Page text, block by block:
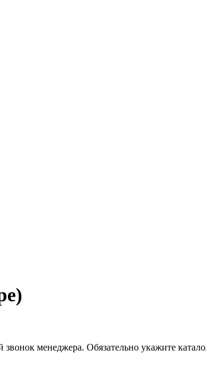
звонок менеджера. Обязательно укажите